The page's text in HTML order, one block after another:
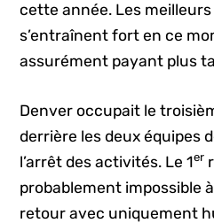
cette année. Les
s’entraînent fort en ce
assurément payant plus
Denver occupait le
derrière les deux équipes
l’arrêt des activités. Le 1er
probablement impossible
retour avec uniquement